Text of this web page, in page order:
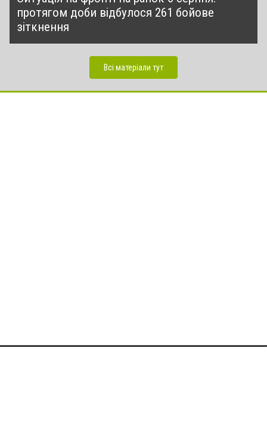
протягом доби відбулося 261 бойове
зіткнення
Всі матеріали тут